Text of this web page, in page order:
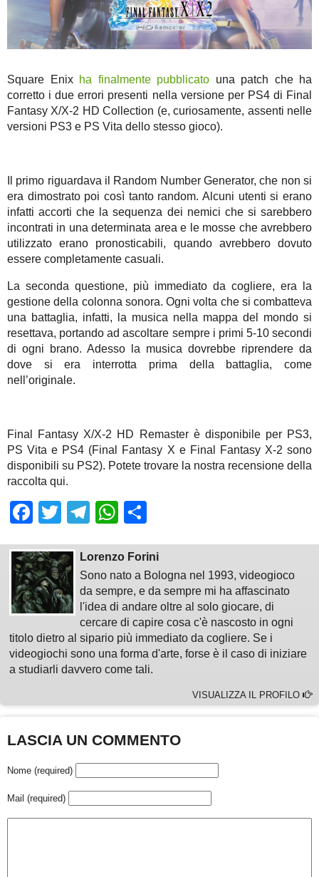
Square Enix ha finalmente pubblicato una patch che ha
corretto i due errori presenti nella versione per PS4 di Final
Fantasy X/X-2 HD Collection (e, curiosamente, assenti nelle
versioni PS3 e PS Vita dello stesso gioco).
Il primo riguardava il Random Number Generator, che non si
era dimostrato poi così tanto random. Alcuni utenti si erano
infatti accorti che la sequenza dei nemici che si sarebbero
incontrati in una determinata area e le mosse che avrebbero
utilizzato erano pronosticabili, quando avrebbero dovuto
essere completamente casuali.
La seconda questione, più immediato da cogliere, era la
gestione della colonna sonora. Ogni volta che si combatteva
una battaglia, infatti, la musica nella mappa del mondo si
resettava, portando ad ascoltare sempre i primi 5-10 secondi
di ogni brano. Adesso la musica dovrebbe riprendere da
dove si era interrotta prima della battaglia, come
nell’originale.
Final Fantasy X/X-2 HD Remaster è disponibile per PS3,
PS Vita e PS4 (Final Fantasy X e Final Fantasy X-2 sono
disponibili su PS2). Potete trovare la nostra recensione della
raccolta qui.
Facebook
TwitterTelegram
WhatsApp
Lorenzo Forini
Sono nato a Bologna nel 1993, videogioco
da sempre, e da sempre mi ha affascinato
l'idea di andare oltre al solo giocare, di
cercare di capire cosa c'è nascosto in ogni
titolo dietro al sipario più immediato da cogliere. Se i
videogiochi sono una forma d'arte, forse è il caso di iniziare
a studiarli davvero come tali.
VISUALIZZA IL PROFILO
LASCIA UN COMMENTO
Nome (required)
Mail (required)